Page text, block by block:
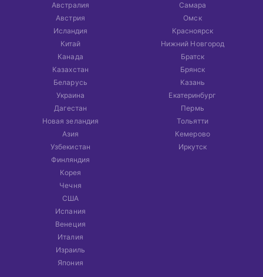
Австралия
Австрия
Исландия
Китай
Канада
Казахстан
Беларусь
Украина
Дагестан
Новая зеландия
Азия
Узбекистан
Финляндия
Корея
Чечня
США
Испания
Венеция
Италия
Израиль
Япония
Самара
Омск
Красноярск
Нижний Новгород
Братск
Брянск
Казань
Екатеринбург
Пермь
Тольятти
Кемерово
Иркутск